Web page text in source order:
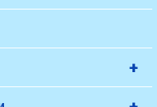
+